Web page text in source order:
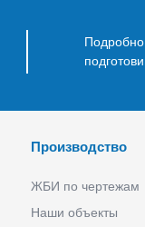
Подробно
Производство
ЖБИ по чертежам
Наши объекты